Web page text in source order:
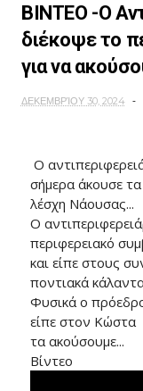
ΒΙΝΤΕΟ -Ο
διέκοψε το
για να
ΔΕΚΕΜΒΡΊΟΥ 30, 2024
Ο
σήμερα άκουσε
λέσχη Νάουσας...
Ο
περιφερειακό
και είπε στους
ποντιακά
Φυσικά ο
είπε στον Κώστα
τα ακούσουμε...
Βίντεο